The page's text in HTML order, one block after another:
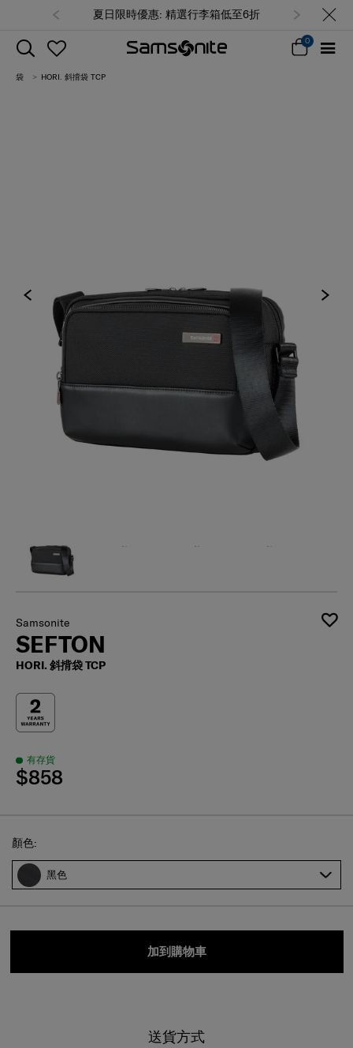
夏日限時優惠: 精選行李箱低至6折
0
袋 HORI. 斜揹袋 TCP
Samsonite
SEFTON
HORI. 斜揹袋 TCP
有存貨
$858
Select
顏色:
黑色
加到購物車
送貨方式